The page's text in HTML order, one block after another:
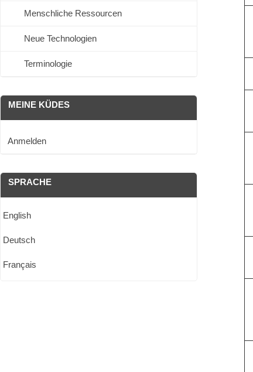
Menschliche Ressourcen
Neue Technologien
Terminologie
MEINE KÜDES
Anmelden
SPRACHE
English
Deutsch
Français